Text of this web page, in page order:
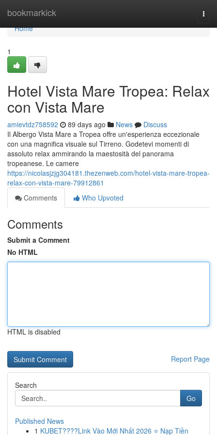
bookmarkick
Home
Home
1
Hotel Vista Mare Tropea: Relax
con Vista Mare
amievtdz758592 89 days ago News
Discuss
Il Albergo Vista Mare a Tropea offre un'esperienza eccezionale
con una magnifica visuale sul Tirreno. Godetevi momenti di
assoluto relax ammirando la maestosità del panorama
tropeanese. Le camere
https://nicolasjzjg304181.thezenweb.com/hotel-vista-mare-tropea-
relax-con-vista-mare-79912861
Comments
Who Upvoted
Comments
Submit a Comment
No HTML
HTML is disabled
Report Page
Search
Go
Published News
1 KUBET????️Link Vào Mới Nhất 2026 ⭐ Nạp Tiền